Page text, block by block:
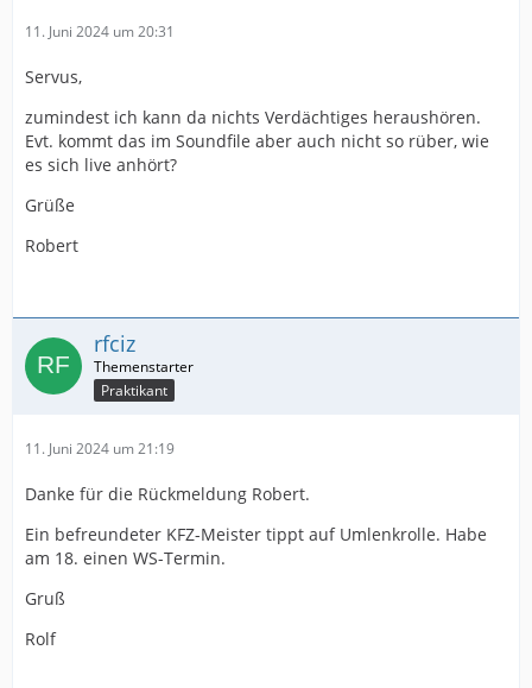
11. Juni 2024 um 20:31
Servus,
zumindest ich kann da nichts Verdächtiges heraushören.
Evt. kommt das im Soundfile aber auch nicht so rüber, wie
es sich live anhört?
Grüße
Robert
rfciz
Praktikant
11. Juni 2024 um 21:19
Danke für die Rückmeldung Robert.
Ein befreundeter KFZ-Meister tippt auf Umlenkrolle. Habe
am 18. einen WS-Termin.
Gruß
Rolf